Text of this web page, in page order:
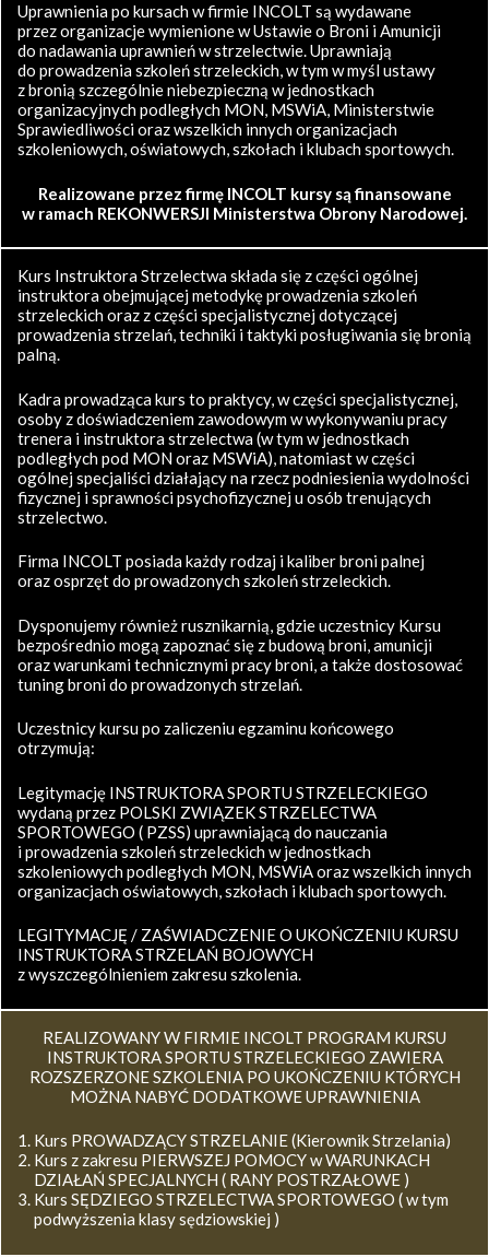
Uprawnienia po kursach w firmie INCOLT są wydawane
przez organizacje wymienione w Ustawie o Broni i Amunicji
do nadawania uprawnień w strzelectwie. Uprawniają
do prowadzenia szkoleń strzeleckich, w tym w myśl ustawy
z bronią szczególnie niebezpieczną w jednostkach
organizacyjnych podległych MON, MSWiA, Ministerstwie
Sprawiedliwości oraz wszelkich innych organizacjach
szkoleniowych, oświatowych, szkołach i klubach sportowych.
Realizowane przez firmę INCOLT kursy są finansowane
w ramach REKONWERSJI Ministerstwa Obrony Narodowej.
Kurs Instruktora Strzelectwa składa się z części ogólnej
instruktora obejmującej metodykę prowadzenia szkoleń
strzeleckich oraz z części specjalistycznej dotyczącej
prowadzenia strzelań, techniki i taktyki posługiwania się bronią
palną.
Kadra prowadząca kurs to praktycy, w części specjalistycznej,
osoby z doświadczeniem zawodowym w wykonywaniu pracy
trenera i instruktora strzelectwa (w tym w jednostkach
podległych pod MON oraz MSWiA), natomiast w części
ogólnej specjaliści działający na rzecz podniesienia wydolności
fizycznej i sprawności psychofizycznej u osób trenujących
strzelectwo.
Firma INCOLT posiada każdy rodzaj i kaliber broni palnej
oraz osprzęt do prowadzonych szkoleń strzeleckich.
Dysponujemy również rusznikarnią, gdzie uczestnicy Kursu
bezpośrednio mogą zapoznać się z budową broni, amunicji
oraz warunkami technicznymi pracy broni, a także dostosować
tuning broni do prowadzonych strzelań.
Uczestnicy kursu po zaliczeniu egzaminu końcowego
otrzymują:
Legitymację INSTRUKTORA SPORTU STRZELECKIEGO
wydaną przez POLSKI ZWIĄZEK STRZELECTWA
SPORTOWEGO ( PZSS) uprawniającą do nauczania
i prowadzenia szkoleń strzeleckich w jednostkach
szkoleniowych podległych MON, MSWiA oraz wszelkich innych
organizacjach oświatowych, szkołach i klubach sportowych.
LEGITYMACJĘ / ZAŚWIADCZENIE O UKOŃCZENIU KURSU
INSTRUKTORA STRZELAŃ BOJOWYCH
z wyszczególnieniem zakresu szkolenia.
REALIZOWANY W FIRMIE INCOLT PROGRAM KURSU
INSTRUKTORA SPORTU STRZELECKIEGO ZAWIERA
ROZSZERZONE SZKOLENIA PO UKOŃCZENIU KTÓRYCH
MOŻNA NABYĆ DODATKOWE UPRAWNIENIA
Kurs PROWADZĄCY STRZELANIE (Kierownik Strzelania)
Kurs z zakresu PIERWSZEJ POMOCY w WARUNKACH
DZIAŁAŃ SPECJALNYCH ( RANY POSTRZAŁOWE )
Kurs SĘDZIEGO STRZELECTWA SPORTOWEGO ( w tym
podwyższenia klasy sędziowskiej )